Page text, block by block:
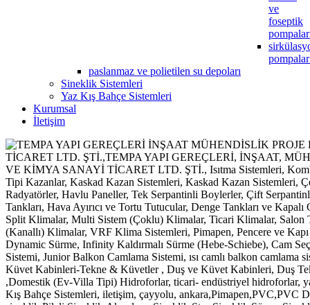
ve
foseptik
paslanmaz ve polietilen su depoları
Sineklik Sistemleri
Yaz Kış Bahçe Sistemleri
Kurumsal
İletişim